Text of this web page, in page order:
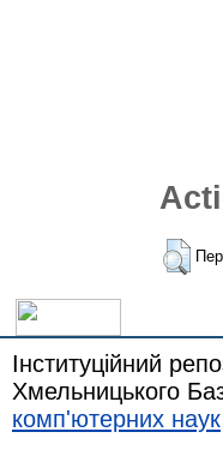
Інституційний
Хмельницького
комп'ютерних наук